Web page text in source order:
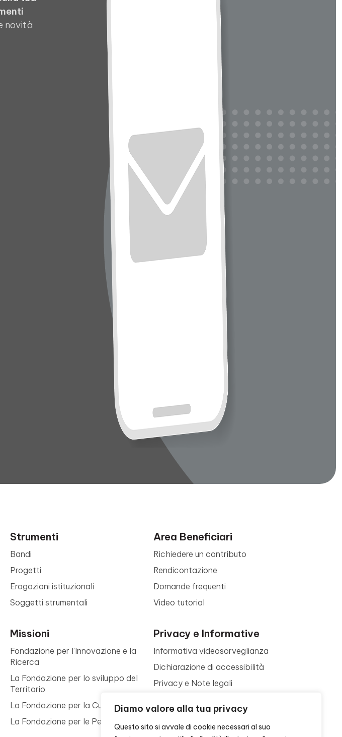
Diamo valore alla tua privacy
Questo sito si avvale di cookie necessari al suo
novità
Strumenti
Bandi
Progetti
Erogazioni istituzionali
Soggetti strumentali
Missioni
Fondazione per l’Innovazione e la
Ricerca
La Fondazione per lo sviluppo del
Territorio
La Fondazione per la Cultura
La Fondazione per le Persone
Area Beneficiari
Richiedere un contributo
Rendicontazione
Domande frequenti
Video tutorial
Privacy e Informative
Informativa videosorveglianza
Dichiarazione di accessibilità
Privacy e Note legali
Contattaci